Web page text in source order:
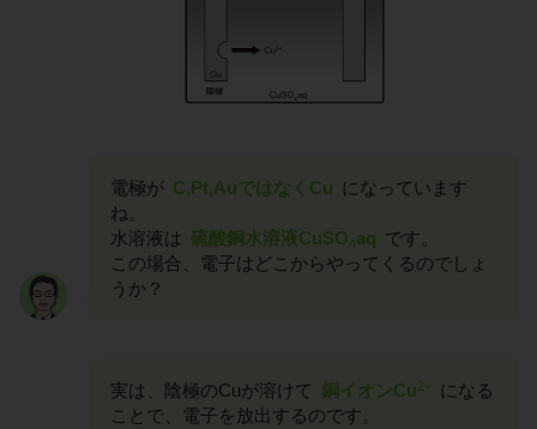
電極が C,Pt,AuではなくCu になっています
ね。
水溶液は 硫酸銅水溶液CuSO4aq です。
この場合、電子はどこからやってくるのでしょ
うか？
実は、陰極のCuが溶けて 銅イオンCu2+
になる
ことで、電子を放出するのです。